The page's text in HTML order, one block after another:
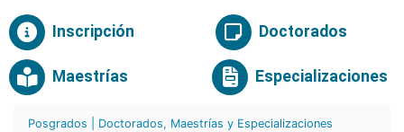
Inscripción Doctorados
Maestrías Especializaciones
Posgrados | Doctorados, Maestrías y Especializaciones